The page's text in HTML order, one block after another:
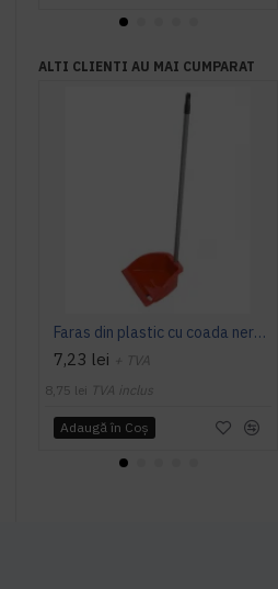
ALTI CLIENTI AU MAI CUMPARAT
Faras din plastic cu coada nerabatabila - rosu/ albastru
7,23 lei + TVA
8,75 lei TVA inclus
Adaugă în Coş